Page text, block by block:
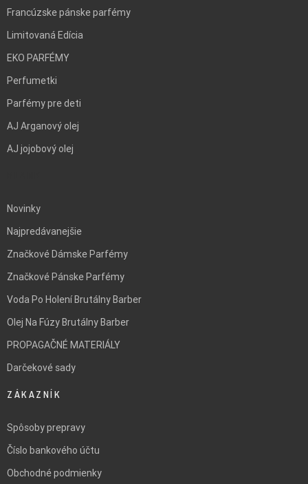
Francúzske pánske parfémy
Limitovaná Edícia
EKO PARFÉMY
Perfumetki
Parfémy pre deti
AJ Arganový olej
AJ jojobový olej
Novinky
Najpredávanejšie
Značkové Dámske Parfémy
Značkové Pánske Parfémy
Voda Po Holení Brutálny Barber
Olej Na Fúzy Brutálny Barber
PROPAGAČNÉ MATERIÁLY
Darčekové sady
ZÁKAZNÍK
Spôsoby prepravy
Číslo bankového účtu
Obchodné podmienky